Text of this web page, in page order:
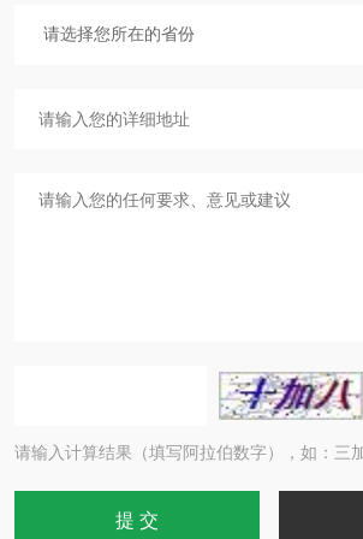
请输入计算结果（填写阿拉伯数字），如：三